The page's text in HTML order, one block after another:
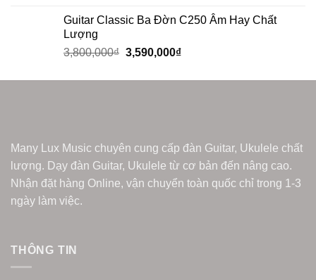
Guitar Classic Ba Đờn C250 Âm Hay Chất
Lượng
3,800,000₫ 3,590,000₫
Many Lux Music chuyên cung cấp đàn Guitar, Ukulele chất
lượng. Dạy đàn Guitar, Ukulele từ cơ bản đến nâng cao.
Nhận đặt hàng Online, vận chuyển toàn quốc chỉ trong 1-3
ngày làm việc.
THÔNG TIN